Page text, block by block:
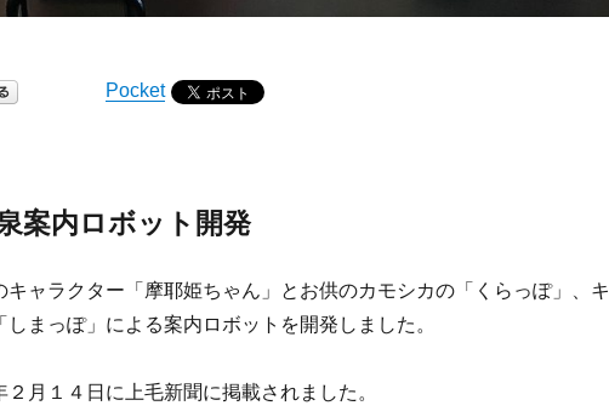
Pocket
案内ロボット開発
キャラクター「摩耶姫ちゃん」とお供のカモシカの「くらっぽ」、キ
しまっぽ」による案内ロボットを開発しました。
２月１４日に上毛新聞に掲載されました。